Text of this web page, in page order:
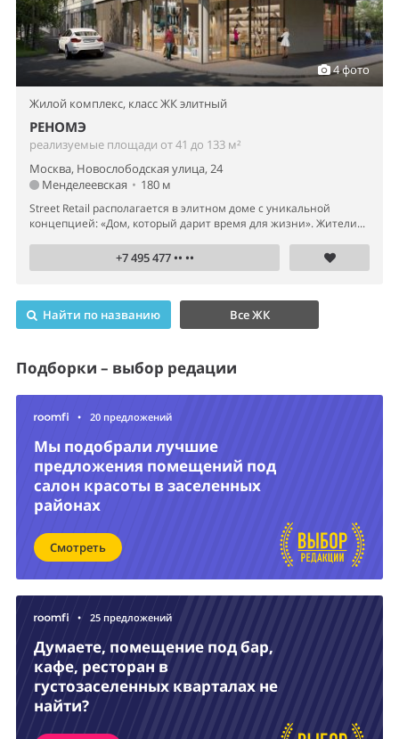
4 фото
Жилой комплекс, класс ЖК элитный
РЕНОМЭ
реализуемые площади от 41 до 133 м²
Москва, Новослободская улица, 24
Менделеевская • 180 м
Street Retail располагается в элитном доме с уникальной
концепцией: «Дом, который дарит время для жизни». Жители...
+7 495 477 •• ••
Найти по названию Все ЖК
Подборки – выбор редации
• 20 предложений
Мы подобрали лучшие
предложения помещений под
салон красоты в заселенных
районах
Смотреть
• 25 предложений
Думаете, помещение под бар,
кафе, ресторан в
густозаселенных кварталах не
найти?